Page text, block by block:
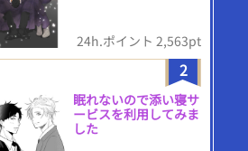
24h.ポイント 2,563pt
2
眠れないので添い寝サ
ービスを利用してみま
した